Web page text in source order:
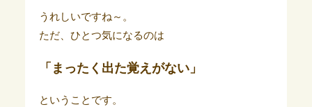
うれしいですね～。
ただ、ひとつ気になるのは
「まったく出た覚えがない」
ということです。